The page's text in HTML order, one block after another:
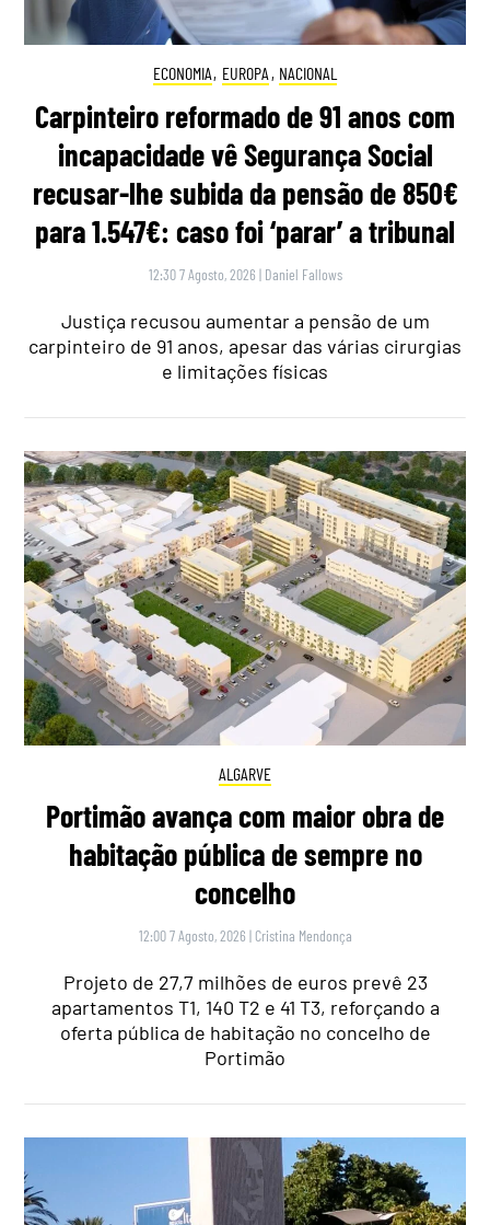
ECONOMIA, EUROPA , NACIONAL
Carpinteiro reformado de 91 anos com
incapacidade vê Segurança Social
recusar-lhe subida da pensão de 850€
para 1.547€: caso foi ‘parar’ a tribunal
12:30 7 Agosto, 2026 | Daniel Fallows
Justiça recusou aumentar a pensão de um
carpinteiro de 91 anos, apesar das várias cirurgias
e limitações físicas
ALGARVE
Portimão avança com maior obra de
habitação pública de sempre no
concelho
12:00 7 Agosto, 2026 | Cristina Mendonça
Projeto de 27,7 milhões de euros prevê 23
apartamentos T1, 140 T2 e 41 T3, reforçando a
oferta pública de habitação no concelho de
Portimão